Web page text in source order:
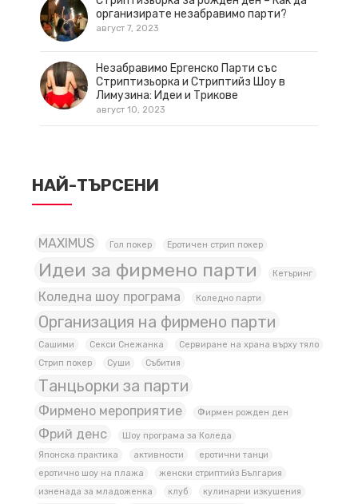
организирате незабравимо парти?
август 7, 2023
Незабравимо Ергенско Парти със
Стриптизьорка и Стриптийз Шоу в
Лимузина: Идеи и Трикове
август 10, 2023
НАЙ-ТЪРСЕНИ
MAXIMUS Гол покер Еротичен стрип покер
Идеи за фирмено парти Кетъринг
Коледна шоу програма Коледно парти
Организация на фирмено парти
Сашими Секси Снежанка
Сервиране на храна върху тяло
Стрип покер
Суши Събития
Танцьорки за парти
Фирмено мероприятие Фирмен рожден ден
Фрий денс
Шоу програма за Коледа
Японска практика
активности
еротични танци
еротично шоу на плажа
женски стриптийз България
изненада за младоженка
клуб
кулинарни изкушения